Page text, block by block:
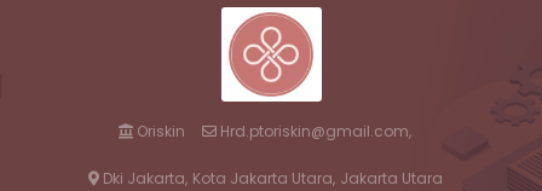
Oriskin Hrd.ptoriskin@gmail.com,
Dki Jakarta, Kota Jakarta Utara, Jakarta Utara